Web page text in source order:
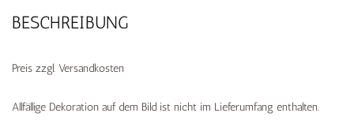
BESCHREIBUNG
Preis zzgl. Versandkosten
Allfällige Dekoration auf dem Bild ist nicht im Lieferumfang enthalten.